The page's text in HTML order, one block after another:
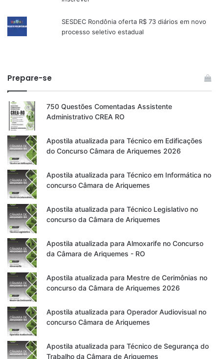
SESDEC Rondônia oferta R$ 73 diários em novo
processo seletivo estadual
Prepare-se
750 Questões Comentadas Assistente
Administrativo CREA RO
Apostila atualizada para Técnico em Edificações
do Concurso Câmara de Ariquemes 2026
Apostila atualizada para Técnico em Informática no
concurso Câmara de Ariquemes
Apostila atualizada para Técnico Legislativo no
concurso da Câmara de Ariquemes
Apostila atualizada para Almoxarife no Concurso
da Câmara de Ariquemes - RO
Apostila atualizada para Mestre de Cerimônias no
concurso da Câmara de Ariquemes 2026
Apostila atualizada para Operador Audiovisual no
concurso Câmara de Ariquemes
Apostila atualizada para Técnico de Segurança do
Trabalho da Câmara de Ariquemes